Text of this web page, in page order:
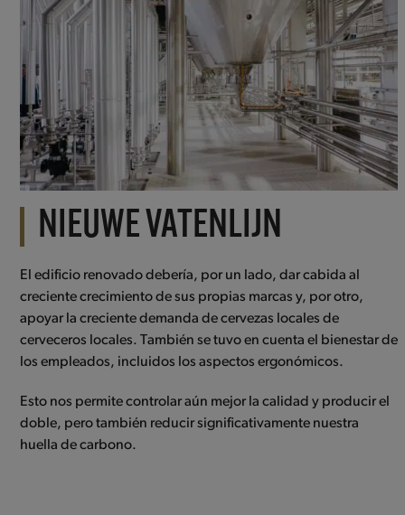
NIEUWE VATENLIJN
El edificio renovado debería, por un lado, dar cabida al
creciente crecimiento de sus propias marcas y, por otro,
apoyar la creciente demanda de cervezas locales de
cerveceros locales. También se tuvo en cuenta el bienestar de
los empleados, incluidos los aspectos ergonómicos.
Esto nos permite controlar aún mejor la calidad y producir el
doble, pero también reducir significativamente nuestra
huella de carbono.